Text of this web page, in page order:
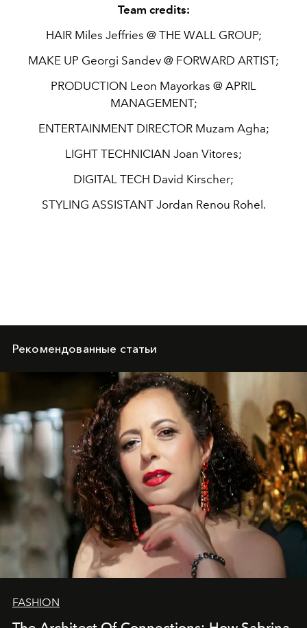
Team credits:
HAIR Miles Jeffries @ THE WALL GROUP;
MAKE UP Georgi Sandev @ FORWARD ARTIST;
PRODUCTION Leon Mayorkas @ APRIL
MANAGEMENT;
ENTERTAINMENT DIRECTOR Muzam Agha;
LIGHT TECHNICIAN Joan Vitores;
DIGITAL TECH David Kirscher;
STYLING ASSISTANT Jordan Renou Rohel.
Рекомендованные статьи
FASHION